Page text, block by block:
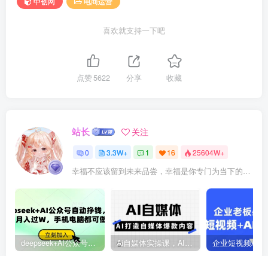
喜欢就支持一下吧
点赞5622 分享 收藏
站长 关注
0 3.3W+ 1 16 25604W+
幸福不应该留到未来品尝，幸福是你专门为当下的自己所准备的
deepseek+AI公众号自动挣钱，轻松月入过W，手机电脑都可做